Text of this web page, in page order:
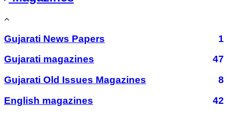
Gujarati News Papers
1
Gujarati magazines
47
Gujarati Old Issues Magazines
8
English magazines
42